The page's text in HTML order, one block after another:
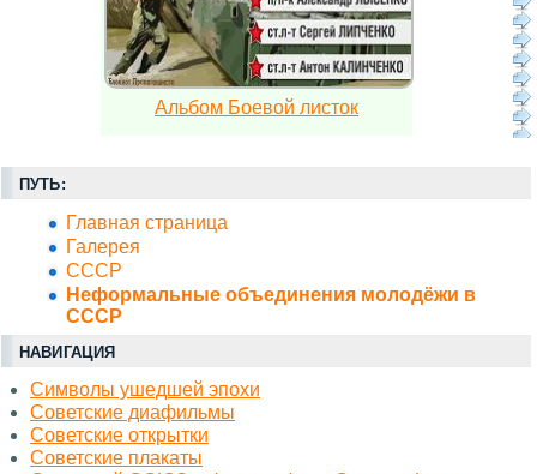
Альбом Боевой листок
ПУТЬ:
Главная страница
Галерея
СССР
Неформальные объединения молодёжи в
СССР
НАВИГАЦИЯ
Символы ушедшей эпохи
Советские диафильмы
Советские открытки
Советские плакаты